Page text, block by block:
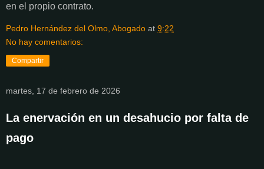
en el propio contrato.
Pedro Hernández del Olmo, Abogado at 9:22
No hay comentarios:
Compartir
martes, 17 de febrero de 2026
La enervación en un desahucio por falta de
pago